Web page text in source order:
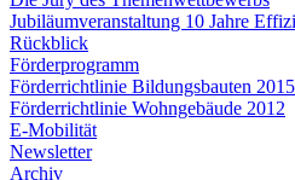
Jubiläumveranstaltung 10 Jahre
Rückblick
Förderprogramm
Förderrichtlinie Bildungsbauten 2015
Förderrichtlinie Wohngebäude 2012
E-Mobilität
Newsletter
Archiv